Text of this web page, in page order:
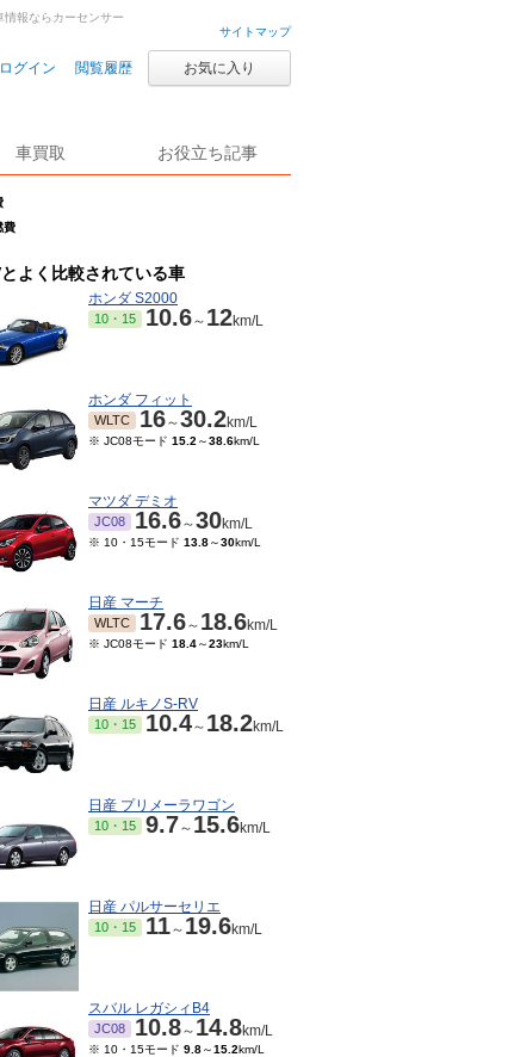
サイトマップ
ログイン 閲覧履歴 お気に入り
車買取 お役立ち記事
費
報ならカーセンサー
よく比較されている車
ホンダ S2000
10・15 10.6～ 12km/L
ホンダ フィット
WLTC 16～30.2km/L
※ JC08モード 15.2 ～38.6km/L
マツダ デミオ
JC08 16.6～30km/L
※ 10・15モード 13.8～30km/L
日産 マーチ
WLTC 17.6～ 18.6km/L
※ JC08モード 18.4～23km/L
日産 ルキノS-RV
10・15 10.4～ 18.2km/L
日産 プリメーラワゴン
10・15 9.7～ 15.6km/L
日産 パルサーセリエ
10・15 11～ 19.6km/L
スバル レガシィB4
JC08 10.8～ 14.8km/L
※ 10・15モード 9.8～15.2km/L